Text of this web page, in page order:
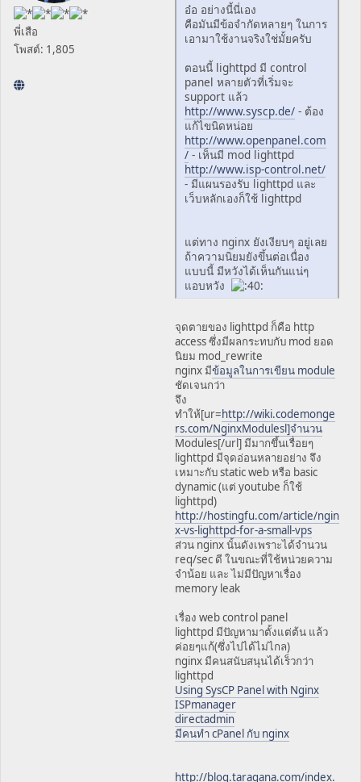
พี่เสือ
โพสต์: 1,805
อ๋อ อย่างนี้นี่เอง
คือมันมีข้อจำกัดหลายๆ ในการ
เอามาใช้งานจริงใช่มั้ยครับ
ตอนนี้ lighttpd มี control
panel หลายตัวที่เริ่มจะ
support แล้ว
http://www.syscp.de/ - ต้อง
แก้ไขนิดหน่อย
http://www.openpanel.com
/ - เห็นมี mod lighttpd
http://www.isp-control.net/
- มีแผนรองรับ lighttpd และ
เว็บหลักเองก็ใช้ lighttpd
แต่ทาง nginx ยังเงียบๆ อยู่เลย
ถ้าความนิยมยังขึ้นต่อเนื่อง
แบบนี้ มีหวังได้เห็นกันแน่ๆ
แอบหวัง
จุดตายของ lighttpd ก็คือ http
access ซึ่งมีผลกระทบกับ mod ยอด
นิยม mod_rewrite
nginx มีข้อมูลในการเขียน module
ชัดเจนกว่า
จึง
ทำให้[ur=http://wiki.codemonge
rs.com/NginxModulesl]จำนวน
Modules[/url] มีมากขึ้นเรื่อยๆ
lighttpd มีจุดอ่อนหลายอย่าง จึง
เหมาะกับ static web หรือ basic
dynamic (แต่ youtube ก็ใช้
lighttpd)
http://hostingfu.com/article/ngin
x-vs-lighttpd-for-a-small-vps
ส่วน nginx นั้นดังเพราะได้จำนวน
req/sec ดี ในขณะที่ใช้หน่วยความ
จำน้อย และ ไม่มีปัญหาเรื่อง
memory leak
เรื่อง web control panel
lighttpd มีปัญหามาตั้งแต่ต้น แล้ว
ค่อยๆแก้(ซึ่งไปได้ไม่ไกล)
nginx มีคนสนับสนุนได้เร็วกว่า
lighttpd
Using SysCP Panel with Nginx
ISPmanager
directadmin
มีคนทำ cPanel กับ nginx
http://blog.taragana.com/index.